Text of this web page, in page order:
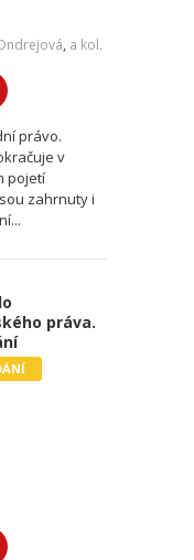
, a kol.
právo.
v
pojetí
zahrnuty i
práva.